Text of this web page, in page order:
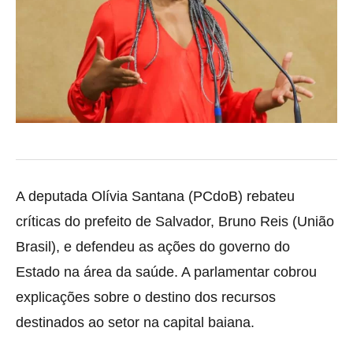
A deputada Olívia Santana (PCdoB) rebateu
críticas do prefeito de Salvador, Bruno Reis (União
Brasil), e defendeu as ações do governo do
Estado na área da saúde. A parlamentar cobrou
explicações sobre o destino dos recursos
destinados ao setor na capital baiana.